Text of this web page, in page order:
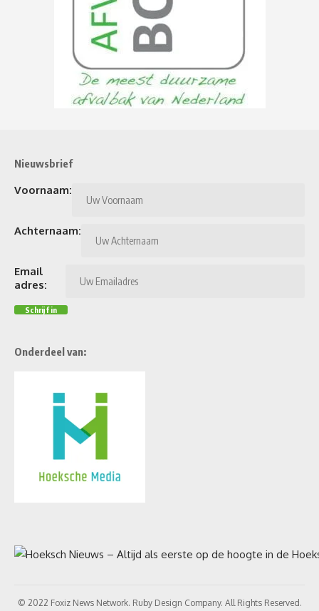
Nieuwsbrief
Voornaam:
Achternaam:
Email
adres:
Onderdeel van:
© 2022 Foxiz News Network. Ruby Design Company. All Rights Reserved.